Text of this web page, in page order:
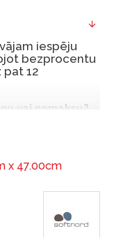
iespēju
bezprocentu
pat 12
vai nomaksu?
lai iegādātos
norēķinoties
vai nomaksas
un ar nomaksas
x 47.00cm